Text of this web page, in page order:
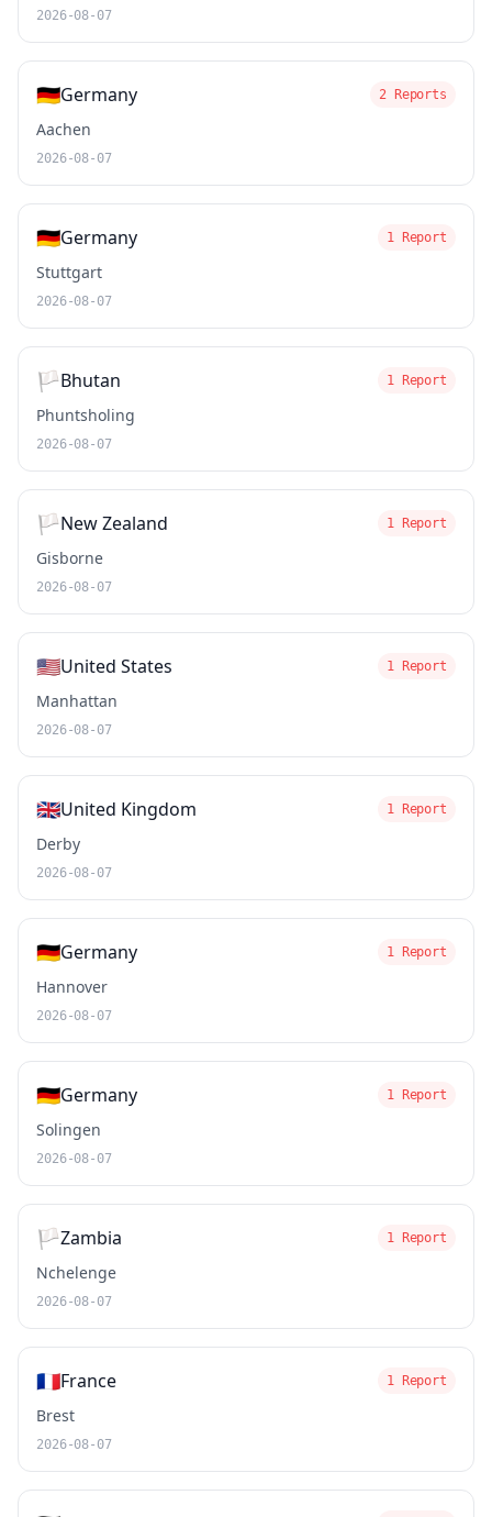
2026-08-07
🇩🇪Germany 2 Reports
Aachen
2026-08-07
🇩🇪Germany 1 Report
Stuttgart
2026-08-07
🏳️Bhutan 1 Report
Phuntsholing
2026-08-07
🏳️New Zealand 1 Report
Gisborne
2026-08-07
🇺🇸United States 1 Report
Manhattan
2026-08-07
🇬🇧United Kingdom 1 Report
Derby
2026-08-07
🇩🇪Germany 1 Report
Hannover
2026-08-07
🇩🇪Germany 1 Report
Solingen
2026-08-07
🏳️Zambia 1 Report
Nchelenge
2026-08-07
🇫🇷France 1 Report
Brest
2026-08-07